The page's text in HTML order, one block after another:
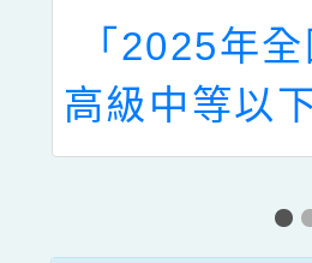
「2025年全
高級中等以
校顧牙四格
比賽」